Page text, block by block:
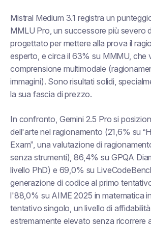
Mistral Medium 3.1 registra un
MMLU Pro, un successore più severo
progettato per mettere alla prova il
esperto, e circa il 63% su MMMU, che
comprensione multimodale
immagini). Sono risultati solidi,
la sua fascia di prezzo.
In confronto, Gemini 2.5 Pro si
dell'arte nel ragionamento (21,6% su
Exam”, una valutazione di
senza strumenti), 86,4% su GPQA
livello PhD) e 69,0% su
generazione di codice al primo
l'88,0% su AIME 2025 in matematica
tentativo singolo, un livello di
estremamente elevato senza ricorrere